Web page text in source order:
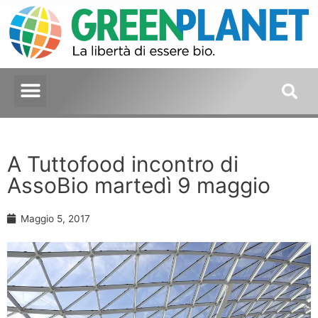
A Tuttofood incontro di
AssoBio martedì 9 maggio
Maggio 5, 2017